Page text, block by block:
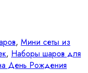
, Мини сеты из
, Наборы шаров для
День Рождения